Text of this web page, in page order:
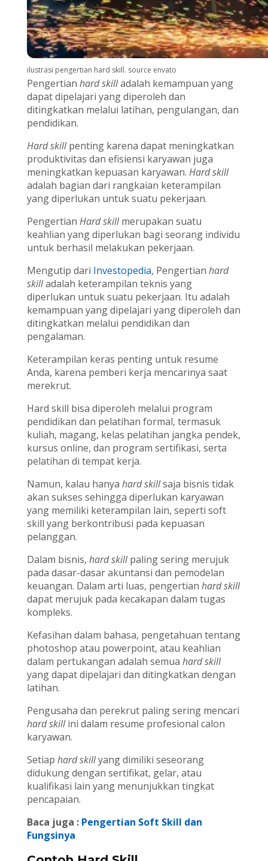
ilustrasi pengertian hard skill. source envato
Pengertian hard skilladalah kemampuan yang
dapat dipelajari yang diperoleh dan
ditingkatkan melalui latihan, pengulangan, dan
pendidikan.
Hard skillpenting karena dapat meningkatkan
produktivitas dan efisiensi karyawan juga
meningkatkan kepuasan karyawan. Hard skill
adalah bagian dari rangkaian keterampilan
yang diperlukan untuk suatu pekerjaan.
Pengertian Hard skillmerupakan suatu
keahlian yang diperlukan bagi seorang individu
untuk berhasil melakukan pekerjaan.
Mengutip dari Investopedia, Pengertian hard
skilladalah keterampilan teknis yang
diperlukan untuk suatu pekerjaan. Itu adalah
kemampuan yang dipelajari yang diperoleh dan
ditingkatkan melalui pendidikan dan
pengalaman.
Keterampilan keras penting untuk resume
Anda, karena pemberi kerja mencarinya saat
merekrut.
Hard skill bisa diperoleh melalui program
pendidikan dan pelatihan formal, termasuk
kuliah, magang, kelas pelatihan jangka pendek,
kursus online, dan program sertifikasi, serta
pelatihan di tempat kerja.
Namun, kalau hanya hard skillsaja bisnis tidak
akan sukses sehingga diperlukan karyawan
yang memiliki keterampilan lain, seperti soft
skill yang berkontribusi pada kepuasan
pelanggan.
Dalam bisnis, hard skillpaling sering merujuk
pada dasar-dasar akuntansi dan pemodelan
keuangan. Dalam arti luas, pengertian hard skill
dapat merujuk pada kecakapan dalam tugas
kompleks.
Kefasihan dalam bahasa, pengetahuan tentang
photoshop atau powerpoint, atau keahlian
dalam pertukangan adalah semua hard skill
yang dapat dipelajari dan ditingkatkan dengan
latihan.
Pengusaha dan perekrut paling sering mencari
hard skillini dalam resume profesional calon
karyawan.
Setiap hard skillyang dimiliki seseorang
didukung dengan sertifikat, gelar, atau
kualifikasi lain yang menunjukkan tingkat
pencapaian.
Baca juga : Pengertian Soft Skill dan
Fungsinya